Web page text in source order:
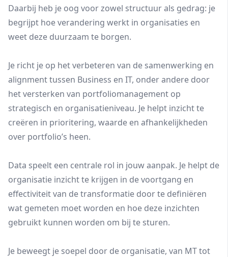
Daarbij heb je oog voor zowel structuur als gedrag: je
begrijpt hoe verandering werkt in organisaties en
weet deze duurzaam te borgen.
Je richt je op het verbeteren van de samenwerking en
alignment tussen Business en IT, onder andere door
het versterken van portfoliomanagement op
strategisch en organisatieniveau. Je helpt inzicht te
creëren in prioritering, waarde en afhankelijkheden
over portfolio’s heen.
Data speelt een centrale rol in jouw aanpak. Je helpt de
organisatie inzicht te krijgen in de voortgang en
effectiviteit van de transformatie door te definiëren
wat gemeten moet worden en hoe deze inzichten
gebruikt kunnen worden om bij te sturen.
Je beweegt je soepel door de organisatie, van MT tot